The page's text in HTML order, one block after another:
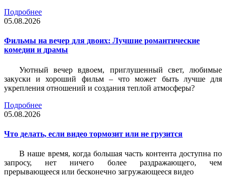
Подробнее
05.08.2026
Фильмы на вечер для двоих: Лучшие романтические
комедии и драмы
Уютный вечер вдвоем, приглушенный свет, любимые
закуски и хороший фильм – что может быть лучше для
укрепления отношений и создания теплой атмосферы?
Подробнее
05.08.2026
Что делать, если видео тормозит или не грузится
В наше время, когда большая часть контента доступна по
запросу, нет ничего более раздражающего, чем
прерывающееся или бесконечно загружающееся видео